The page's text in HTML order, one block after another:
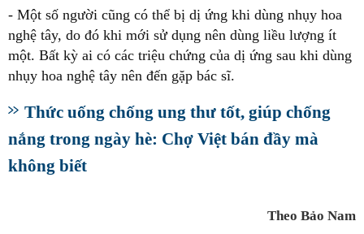
- Một số người cũng có thể bị dị ứng khi dùng nhụy hoa
nghệ tây, do đó khi mới sử dụng nên dùng liều lượng ít
một. Bất kỳ ai có các triệu chứng của dị ứng sau khi dùng
nhụy hoa nghệ tây nên đến gặp bác sĩ.
Thức uống chống ung thư tốt, giúp chống
nắng trong ngày hè: Chợ Việt bán đầy mà
không biết
Theo Bảo Nam